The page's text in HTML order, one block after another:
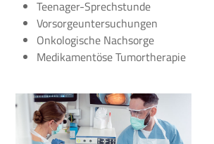
Teenager-Sprechstunde
Vorsorgeuntersuchungen
Onkologische Nachsorge
Medikamentöse Tumortherapie